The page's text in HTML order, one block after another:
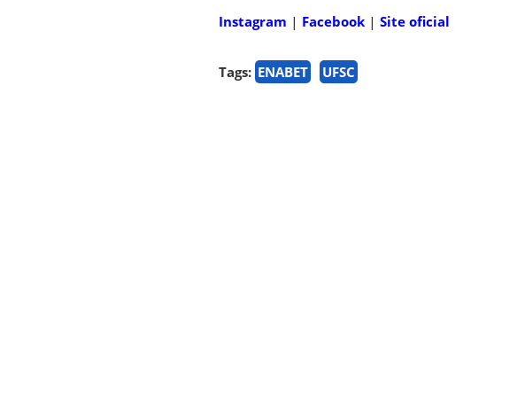
Instagram | Facebook | Site oficial
Tags: ENABET UFSC